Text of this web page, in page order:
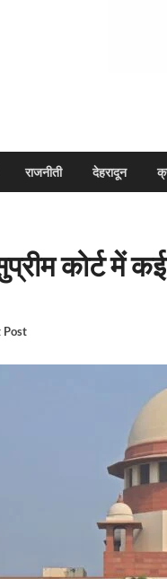
राजनीती देहरादून
कोर्ट में
Post